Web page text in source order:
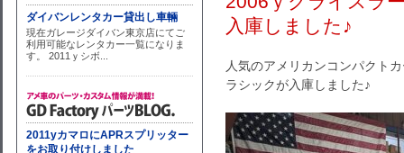
入庫しました♪
人気のアメリカンコンパクト
ラシックが入庫しました♪